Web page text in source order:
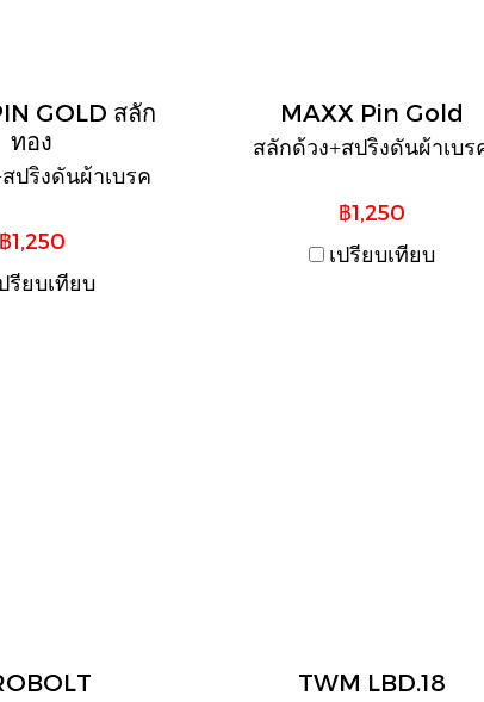
GOLD สลัก
ทอง
ปริงดันผ้าเบรค
฿1,250
รียบเทียบ
MAXX Pin Gold
สลักด้วง+สปริงดันผ้าเบร
฿1,250
เปรียบเทียบ
TWM LBD.18